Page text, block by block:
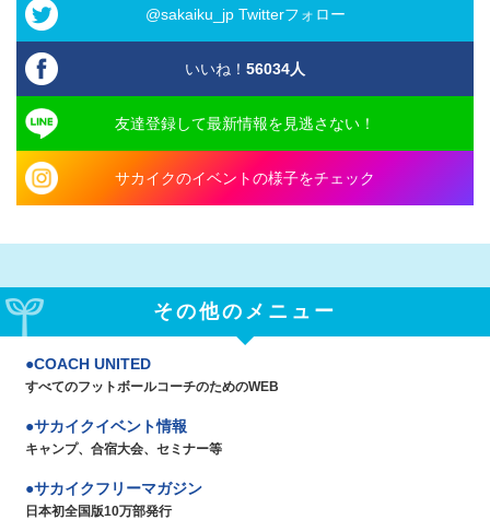
@sakaiku_jp Twitterフォロー
いいね！ 56034人
友達登録して最新情報を見逃さない！
サカイクのイベントの様子をチェック
その他のメニュー
COACH UNITED
すべてのフットボールコーチのためのWEB
サカイクイベント情報
キャンプ、合宿大会、セミナー等
サカイクフリーマガジン
日本初全国版10万部発行